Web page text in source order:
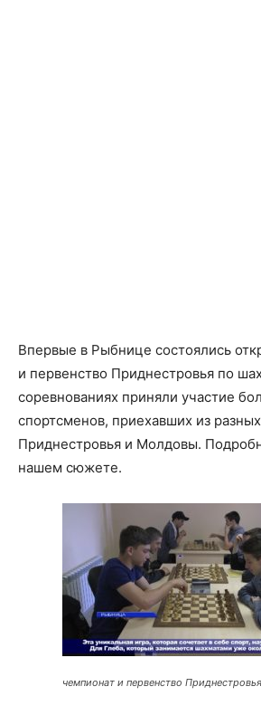
Впервые в Рыбнице состоялись
и первенство Приднестровья по
соревнованиях приняли участие
спортсменов, приехавших из
Приднестровья и Молдовы.
нашем сюжете.
чемпионат и первенство